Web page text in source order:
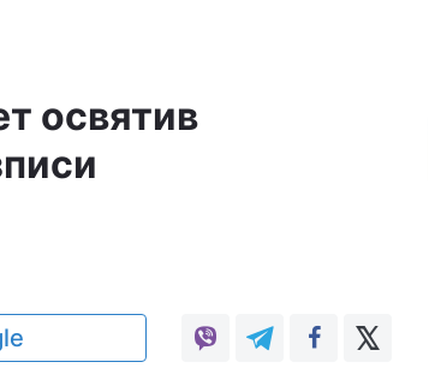
освятив